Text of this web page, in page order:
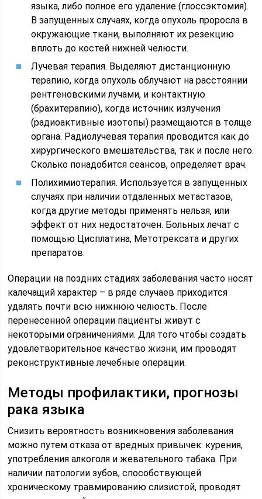
языка, либо полное его удаление (глоссэктомия).
В запущенных случаях, когда опухоль проросла в
окружающие ткани, выполняют их резекцию
вплоть до костей нижней челюсти.
Лучевая терапия. Выделяют дистанционную
терапию, когда опухоль облучают на расстоянии
рентгеновскими лучами, и контактную
(брахитерапию), когда источник излучения
(радиоактивные изотопы) размещаются в толще
органа. Радиолучевая терапия проводится как до
хирургического вмешательства, так и после него.
Сколько понадобится сеансов, определяет врач.
Полихимиотерапия. Используется в запущенных
случаях при наличии отдаленных метастазов,
когда другие методы применять нельзя, или
эффект от них недостаточен. Больных лечат с
помощью Цисплатина, Метотрексата и других
препаратов.
Операции на поздних стадиях заболевания часто носят
калечащий характер – в ряде случаев приходится
удалять почти всю нижнюю челюсть. После
перенесенной операции пациенты живут с
некоторыми ограничениями. Для того чтобы создать
удовлетворительное качество жизни, им проводят
реконструктивные лечебные операции.
Методы профилактики, прогнозы
рака языка
Снизить вероятность возникновения заболевания
можно путем отказа от вредных привычек: курения,
употребления алкоголя и жевательного табака. При
наличии патологии зубов, способствующей
хроническому травмированию слизистой, проводят